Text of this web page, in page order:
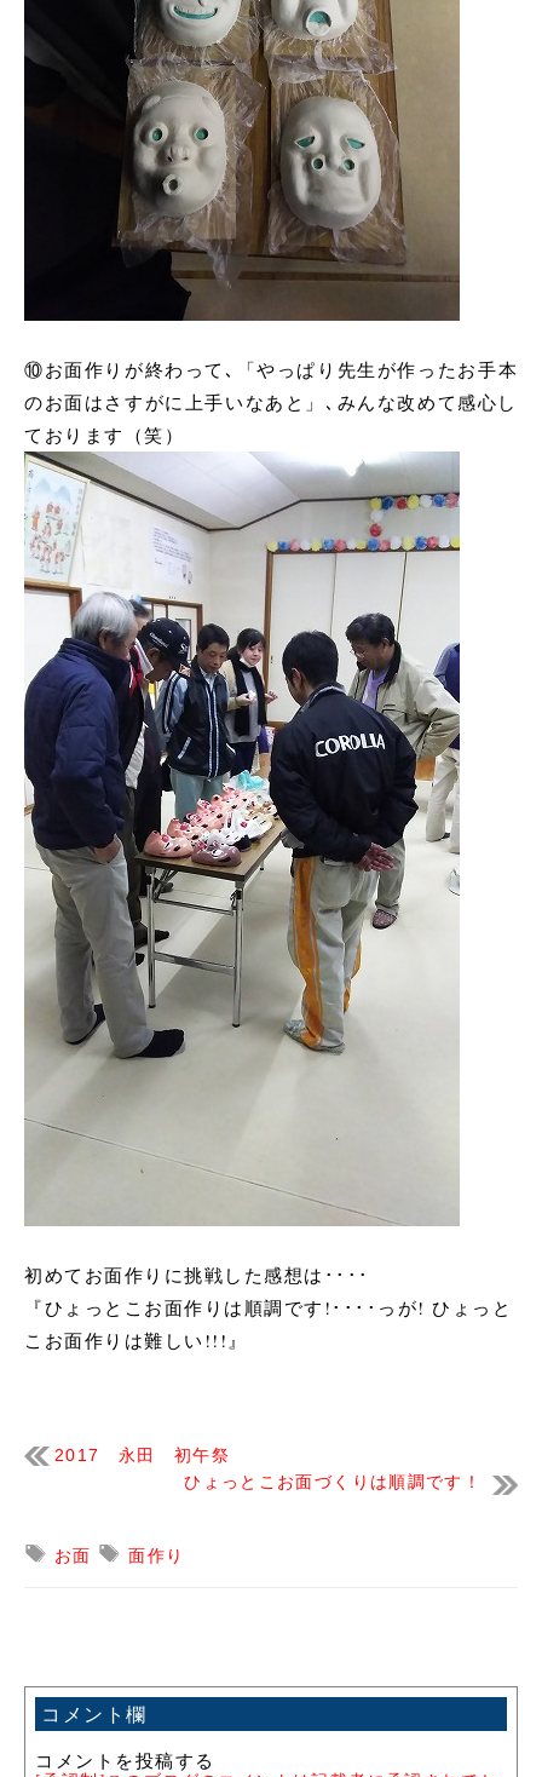
⑩お面作りが終わって､「やっぱり先生が作ったお手本
のお面はさすがに上手いなあと」､みんな改めて感心し
ております（笑）
初めてお面作りに挑戦した感想は････
『ひょっとこお面作りは順調です!････っが! ひょっと
こお面作りは難しい!!!』
2017 永田 初午祭
ひょっとこお面づくりは順調です！
お面 面作り
コメント欄
コメントを投稿する